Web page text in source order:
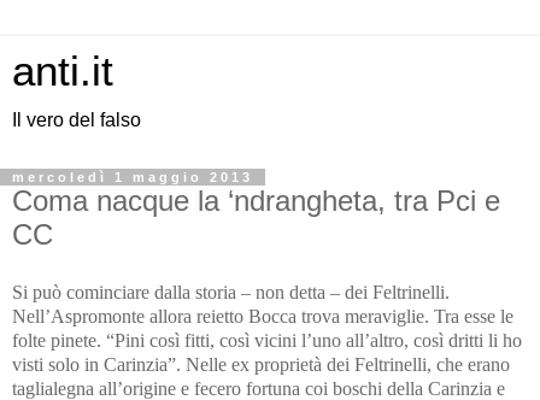
anti.it
Il vero del falso
mercoledì 1 maggio 2013
Coma nacque la ‘ndrangheta, tra Pci e
CC
Si può cominciare dalla storia – non detta – dei Feltrinelli.
Nell’Aspromonte allora reietto Bocca trova meraviglie. Tra esse le
folte pinete. “Pini così fitti, così vicini l’uno all’altro, così dritti li ho
visti solo in Carinzia”. Nelle ex proprietà dei Feltrinelli, che erano
taglialegna all’origine e fecero fortuna coi boschi della Carinzia e